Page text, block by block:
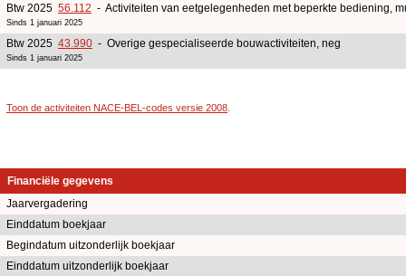
Btw 2025 56.112 - Activiteiten van eetgelegenheden met beperkte bediening,
Sinds 1 januari 2025
Btw 2025 43.990 - Overige gespecialiseerde bouwactiviteiten, neg
Sinds 1 januari 2025
Toon de activiteiten NACE-BEL-codes versie 2008
Financiële gegevens
Jaarvergadering
Einddatum boekjaar
Begindatum uitzonderlijk boekjaar
Einddatum uitzonderlijk boekjaar